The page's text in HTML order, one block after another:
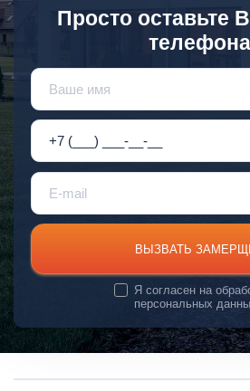
Просто оставьте
ВЫЗВАТЬ
Я согласен на
персональных